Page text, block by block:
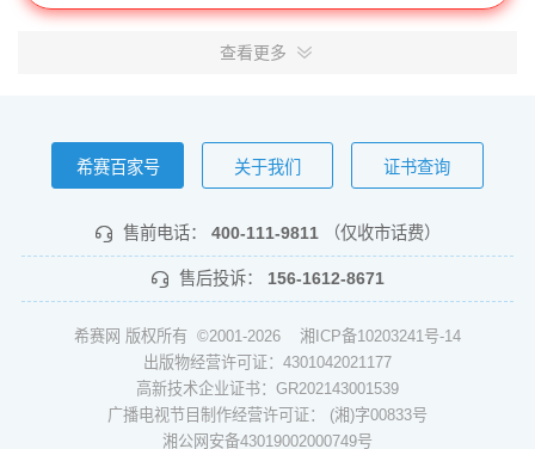
查看更多
希赛百家号 关于我们 证书查询
售前电话： 400-111-9811 （仅收市话费）
售后投诉： 156-1612-8671
希赛网 版权所有 ©2001-2026 湘ICP备10203241号-14
出版物经营许可证：4301042021177
高新技术企业证书：GR202143001539
广播电视节目制作经营许可证： (湘)字00833号
湘公网安备43019002000749号